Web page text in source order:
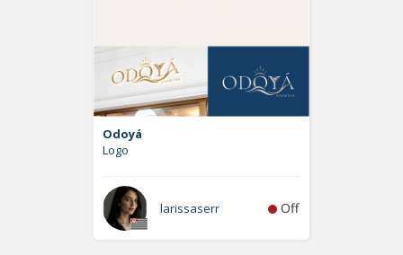
Odoyá
Logo
larissaserr Off